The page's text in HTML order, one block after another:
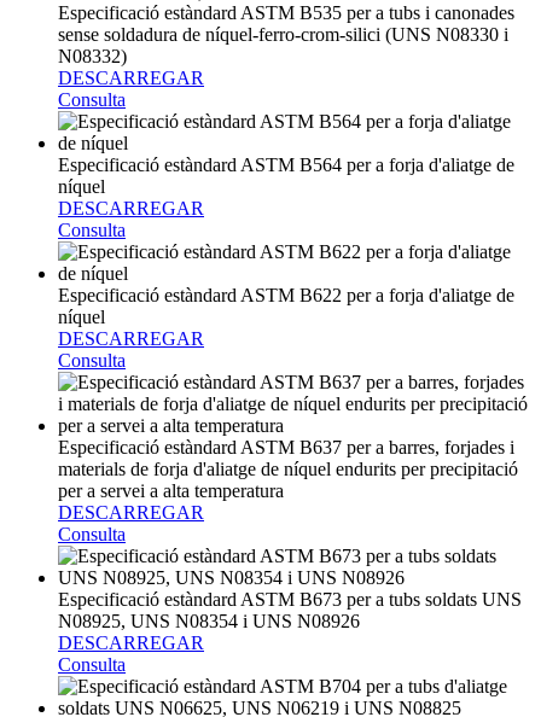
Especificació estàndard ASTM B535 per a tubs i canonades
sense soldadura de níquel-ferro-crom-silici (UNS N08330 i
N08332)
DESCARREGAR
Consulta
Especificació estàndard ASTM B564 per a forja d'aliatge de
níquel
DESCARREGAR
Consulta
Especificació estàndard ASTM B622 per a forja d'aliatge de
níquel
DESCARREGAR
Consulta
Especificació estàndard ASTM B637 per a barres, forjades i
materials de forja d'aliatge de níquel endurits per precipitació
per a servei a alta temperatura
DESCARREGAR
Consulta
Especificació estàndard ASTM B673 per a tubs soldats UNS
N08925, UNS N08354 i UNS N08926
DESCARREGAR
Consulta